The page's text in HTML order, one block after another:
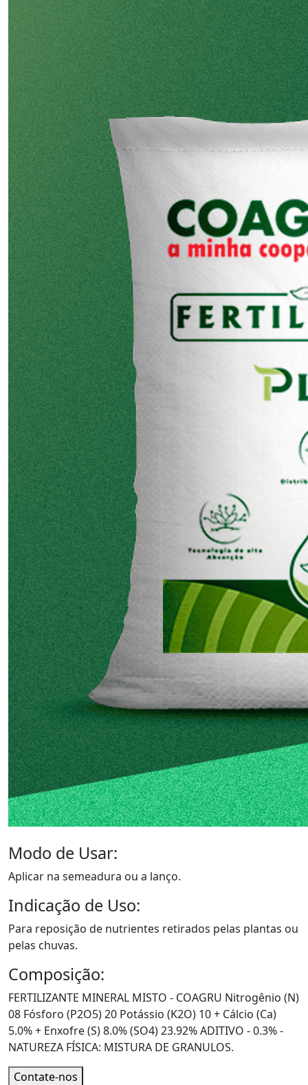
Modo de Usar:
Aplicar na semeadura ou a lanço.
Indicação de Uso:
Para reposição de nutrientes retirados pelas plantas ou
pelas chuvas.
Composição:
FERTILIZANTE MINERAL MISTO - COAGRU Nitrogênio (N)
08 Fósforo (P2O5) 20 Potássio (K2O) 10 + Cálcio (Ca)
5.0% + Enxofre (S) 8.0% (SO4) 23.92% ADITIVO - 0.3% -
NATUREZA FÍSICA: MISTURA DE GRANULOS.
Contate-nos